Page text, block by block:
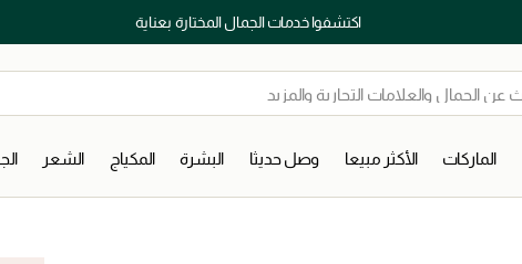
اكتشفوا خدمات الجمال المختارة بعناية
الماركات الأكثر مبيعا وصل حديثا البشرة المكياج الشعر